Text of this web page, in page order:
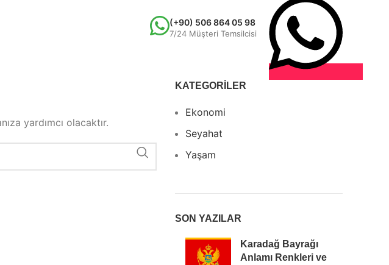
(+90) 506 864 05 98
7/24 Müşteri Temsilcisi
yardımcı olacaktır.
KATEGORILER
Ekonomi
Seyahat
Yaşam
SON YAZILAR
Karadağ Bayrağı
Anlamı Renkleri ve